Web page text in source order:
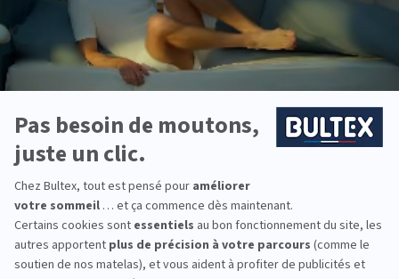
Matelas FAIR 2
Dès 414,00 €
Soutien idéal pour les enfants et adolescents
S'adapte à toutes les literies (les mezzanines aussi)